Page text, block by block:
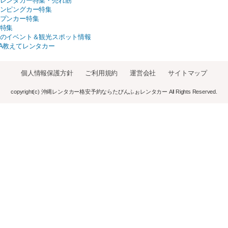
ピングカー特集
ンカー特集
集
イベント＆観光スポット情報
教えてレンタカー
個人情報保護方針 ご利用規約 運営会社 サイトマップ
copyright(c) 沖縄レンタカー格安予約ならたびんふぉレンタカー All Rights Reserved.